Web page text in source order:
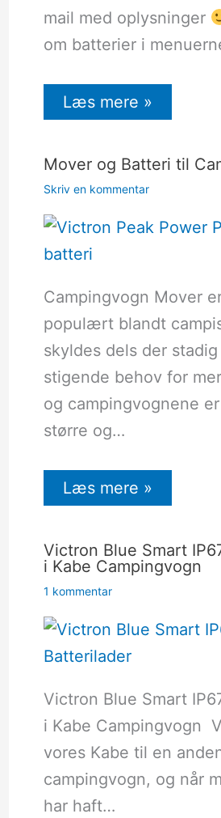
mail med oplysninger
om batterier i
Læs mere »
Mover og Batteri til
Skriv en kommentar
Campingvogn Mover
populært blandt
skyldes dels der
stigende behov for
og campingvognene
større og…
Læs mere »
Victron Blue Smart
i Kabe Campingvogn
1 kommentar
Victron Blue Smart
i Kabe Campingvogn
vores Kabe til en
campingvogn, og når
har haft…